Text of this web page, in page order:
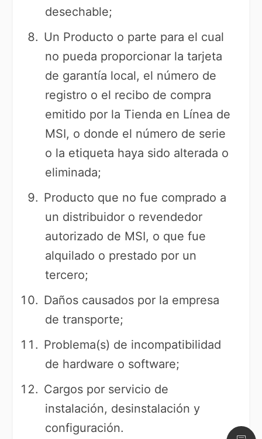
desechable;
Un Producto o parte para el cual
no pueda proporcionar la tarjeta
de garantía local, el número de
registro o el recibo de compra
emitido por la Tienda en Línea de
MSI, o donde el número de serie
o la etiqueta haya sido alterada o
eliminada;
Producto que no fue comprado a
un distribuidor o revendedor
autorizado de MSI, o que fue
alquilado o prestado por un
tercero;
Daños causados por la empresa
de transporte;
Problema(s) de incompatibilidad
de hardware o software;
Cargos por servicio de
instalación, desinstalación y
configuración.